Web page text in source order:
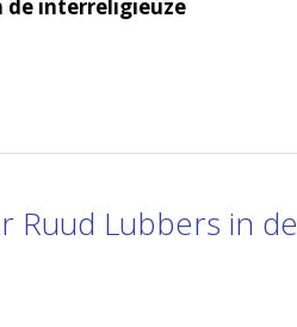
interreligieuze
Ruud Lubbers in de